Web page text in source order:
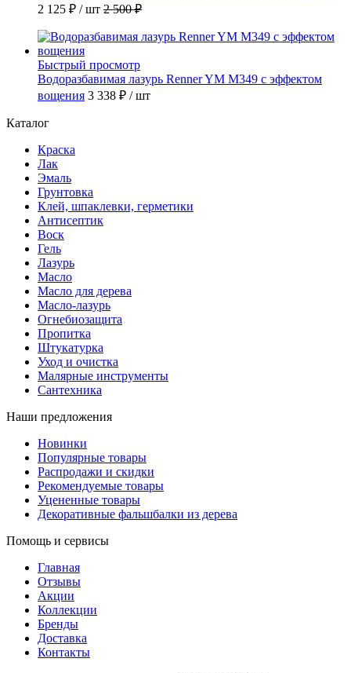
2 125 ₽ / шт 2 500 ₽
Быстрый просмотр
Водоразбавимая лазурь Renner YM M349 с эффектом
вощения 3 338 ₽ / шт
Каталог
Краска
Лак
Эмаль
Грунтовка
Клей, шпаклевки, герметики
Антисептик
Воск
Гель
Лазурь
Масло
Масло для дерева
Масло-лазурь
Огнебиозащита
Пропитка
Штукатурка
Уход и очистка
Малярные инструменты
Сантехника
Наши предложения
Новинки
Популярные товары
Распродажи и скидки
Рекомендуемые товары
Уцененные товары
Декоративные фальшбалки из дерева
Помощь и сервисы
Главная
Отзывы
Акции
Коллекции
Бренды
Доставка
Контакты